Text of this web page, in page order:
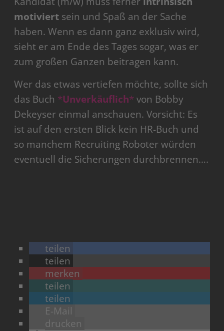
motiviert sein und Spaß an der Sache
haben. Wenn es dann ganz exklusiv wird,
sieht er am Ende des Tages sogar, was er
zum großen Ganzen beitragen kann.
Wer das etwas vertiefen möchte, sollte sich
das Buch *Unverkäuflich*von Bobby
Dekeyser einmal anschauen. Vorsicht: Es
ist auf den ersten Blick kein HR-Buch und
so manchem Recruiting Roboter würden
eventuell die Sicherungen durchbrennen….
teilen
teilen
merken
teilen
teilen
E-Mail
drucken